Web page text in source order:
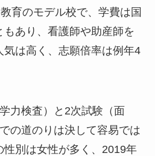
育のモデル校で、学費は国
あり、看護師や助産師を
気は高く、志願倍率は例年4
力検査）と2次試験（面
の道のりは決して容易では
性別は女性が多く、2019年